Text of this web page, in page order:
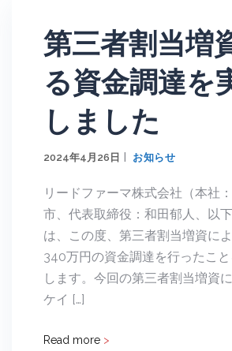
第三者割当増
る資金調達を
しました
2024年4月26日 お知らせ
リードファーマ株式会社（本社
市、代表取締役：和田郁人、以下
は、この度、第三者割当増資に
340万円の資金調達を行ったこ
します。今回の第三者割当増資
ケイ […]
Read more >